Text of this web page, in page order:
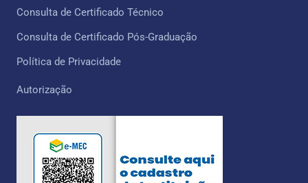
Consulta de Certificado Técnico ​
Consulta de Certificado Pós-Graduação
Política de Privacidade
Autorização